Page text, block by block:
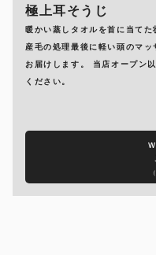
極上耳そうじ
暖かい蒸しタオルを首に当てた
産毛の処理最後に軽い頭のマ
お届けします。 当店オープン
ください。